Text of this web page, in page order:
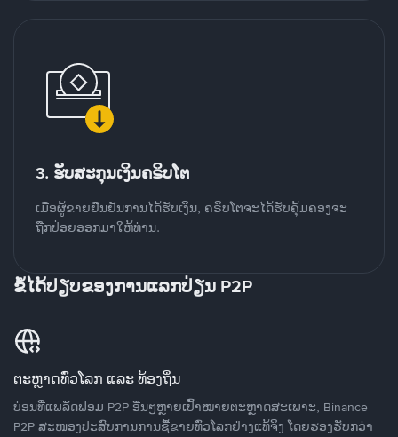
3. ຮັບສະກຸນເງິນຄຣິບໂຕ
ເມື່ອຜູ້ຂາຍຢືນຢັນການໄດ້ຮັບເງິນ, ຄຣິບໂຕຈະໄດ້ຮັບຄຸ້ມຄອງຈະ
ຖືກປ່ອຍອອກມາໃຫ້ທ່ານ.
ຂໍ້ໄດ້ປຽບຂອງການແລກປ່ຽນ P2P
ຕະຫຼາດທົ່ວໂລກ ແລະ ທ້ອງຖິ່ນ
ບ່ອນທີ່ແພລັດຟອມ P2P ອື່ນໆຫຼາຍເປົ້າໝາຍຕະຫຼາດສະເພາະ, Binance
P2P ສະໜອງປະສົບການການຊື້ຂາຍທົ່ວໂລກຢ່າງແທ້ຈິງ ໂດຍຮອງຮັບກວ່າ